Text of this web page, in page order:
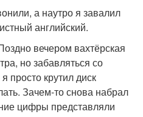
а наутро я завалил
английский.
вечером вахтёрская
но забавляться со
просто крутил диск
Зачем-то снова набрал
цифры представляли